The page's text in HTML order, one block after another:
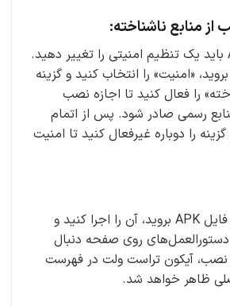
برای نصب فایل APK باید یک تنظیم امنیتی را تغییر دهید.
«امنیت» را انتخاب کنید و گزینه
را فعال کنید تا اجازه نصب
رسمی صادر شود. پس از اتمام
را دوباره غیرفعال کنید تا امنیت
به محل ذخیره‌سازی فایل APK بروید، آن را اجرا کنید و
روی صفحه دنبال
نصب، آیکون تراست ولت در فهرست
ظاهر خواهد شد.